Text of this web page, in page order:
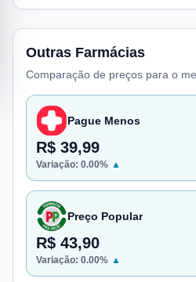
Outras Farmácias
Comparação de preços para o
Pague Menos
R$ 39,99
Variação: 0.00% ▲
Preço Popular
R$ 43,90
Variação: 0.00% ▲